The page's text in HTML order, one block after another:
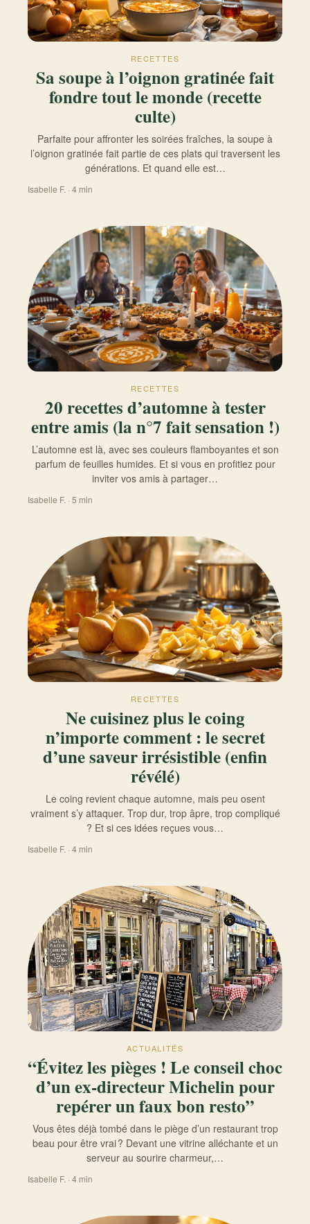
RECETTES
Sa soupe à l’oignon gratinée fait
fondre tout le monde (recette
culte)
Parfaite pour affronter les soirées fraîches, la soupe à
l’oignon gratinée fait partie de ces plats qui traversent les
générations. Et quand elle est…
Isabelle F. · 4 min
RECETTES
20 recettes d’automne à tester
entre amis (la n°7 fait sensation !)
L’automne est là, avec ses couleurs flamboyantes et son
parfum de feuilles humides. Et si vous en profitiez pour
inviter vos amis à partager…
Isabelle F. · 5 min
RECETTES
Ne cuisinez plus le coing
n’importe comment : le secret
d’une saveur irrésistible (enfin
révélé)
Le coing revient chaque automne, mais peu osent
vraiment s’y attaquer. Trop dur, trop âpre, trop compliqué
? Et si ces idées reçues vous…
Isabelle F. · 4 min
ACTUALITÉS
“Évitez les pièges ! Le conseil choc
d’un ex-directeur Michelin pour
repérer un faux bon resto”
Vous êtes déjà tombé dans le piège d’un restaurant trop
beau pour être vrai ? Devant une vitrine alléchante et un
serveur au sourire charmeur,…
Isabelle F. · 4 min